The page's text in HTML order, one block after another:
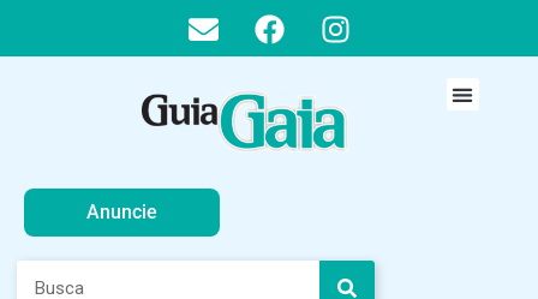
Anuncie